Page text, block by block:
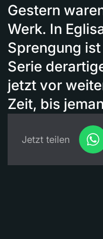
Gestern
Werk. In
Sprengung
Serie
jetzt vor
Zeit, bis
Jetzt teilen